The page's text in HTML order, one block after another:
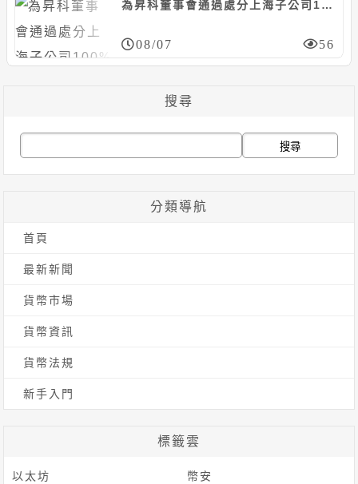
為昇科董事會通過處分上海子公司100%股權，預計認列處分損失約6526萬元
08/07 56
搜尋
字:
分類導航
首頁
最新新聞
貨幣市場
貨幣資訊
貨幣法規
新手入門
標籤雲
以太坊 幣安